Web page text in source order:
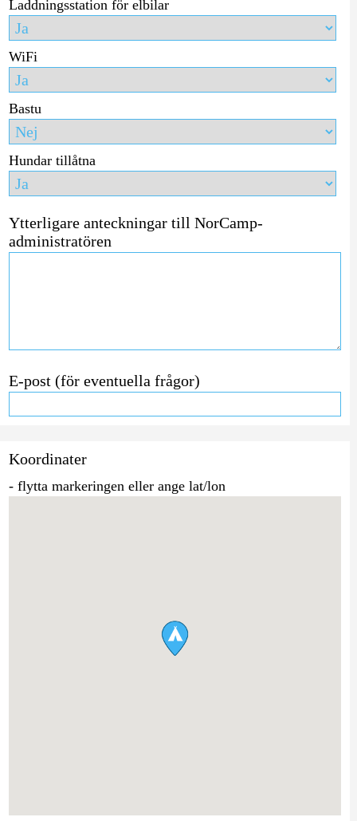
Laddningsstation för elbilar
WiFi
Bastu
Hundar tillåtna
Ytterligare anteckningar till NorCamp-
administratören
E-post (för eventuella frågor)
Koordinater
- flytta markeringen eller ange lat/lon